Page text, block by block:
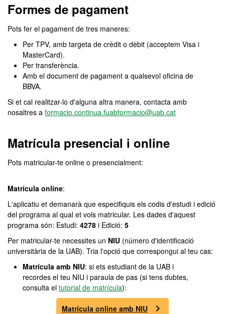
Formes de pagament
Pots fer el pagament de tres maneres:
Per TPV, amb targeta de crèdit o dèbit (acceptem Visa i
MasterCard).
Per transferència.
Amb el document de pagament a qualsevol oficina de
BBVA.
Si et cal realitzar-lo d'alguna altra manera, contacta amb
nosaltres a formacio.continua.fuabformacio@uab.cat
Matrícula presencial i online
Pots matricular-te online o presencialment:
Matrícula online:
L'aplicatiu et demanarà que especifiquis els codis d'estudi i edició
del programa al qual et vols matricular. Les dades d'aquest
programa són: Estudi: 4278 i Edició: 5
Per matricular-te necessites un NIU (número d'identificació
universitària de la UAB). Tria l'opció que correspongui al teu cas:
Matrícula amb NIU: si ets estudiant de la UAB i
recordes el teu NIU i paraula de pas (si tens dubtes,
consulta el tutorial de matrícula):
Matrícula online amb NIU